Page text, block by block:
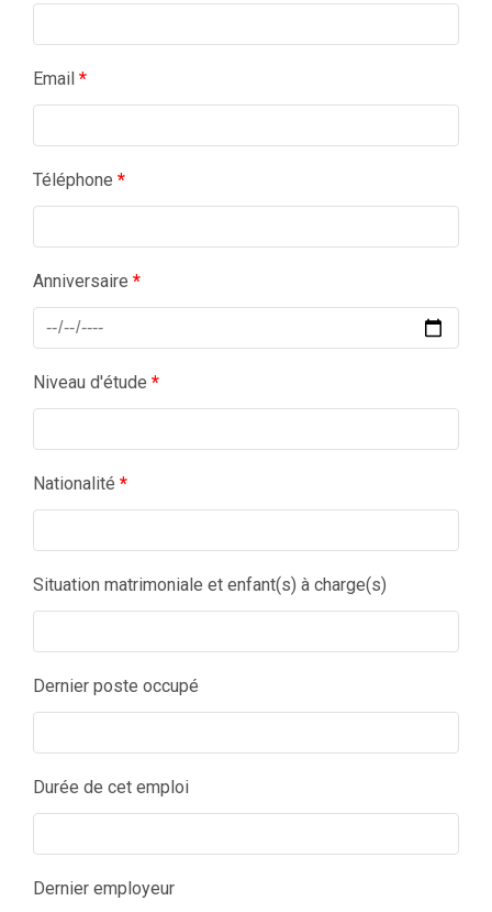
Email *
Téléphone *
Anniversaire *
Niveau d'étude *
Nationalité *
Situation matrimoniale et enfant(s) à charge(s)
Dernier poste occupé
Durée de cet emploi
Dernier employeur